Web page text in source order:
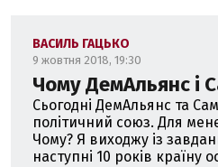
ВАСИЛЬ ГАЦЬКО
9 жовтня 2018, 19:30
Чому ДемАльянс і
Сьогодні ДемАльянс та
політичний союз. Для
Чому? Я виходжу із
наступні 10 років країну